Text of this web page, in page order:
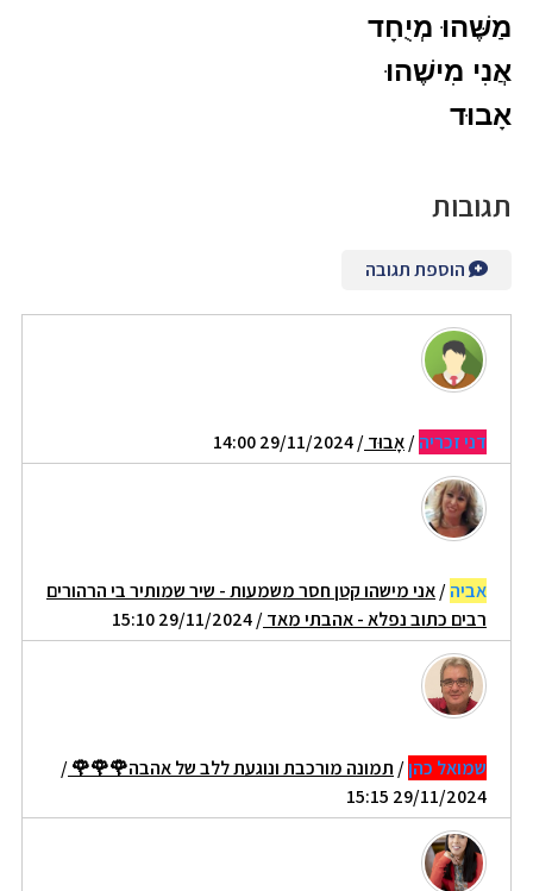
מַשֶּׁהוּ מְיֻחָד
אֲנִי מִישֶׁהוּ
אָבוּד
תגובות
הוספת תגובה
דני זכריה/אָבוּד/ 29/11/2024 14:00
אביה/אני מישהו קטן חסר משמעות - שיר שמותיר בי הרהורים
רבים כתוב נפלא - אהבתי מאד/ 29/11/2024 15:10
שמואל כהן/ תמונה מורכבת ונוגעת ללב של אהבה🌹🌹🌹/
29/11/2024 15:15